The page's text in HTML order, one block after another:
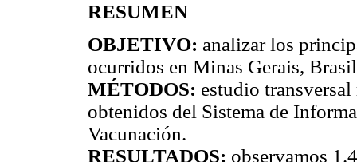
RESUMEN
OBJETIVO: analizar los
ocurridos en Minas Gerais,
MÉTODOS: estudio
obtenidos del Sistema de
Vacunación.
RESULTADOS: observamos